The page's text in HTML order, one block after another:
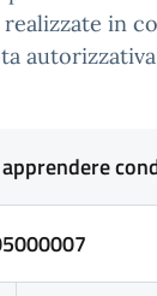
in
autorizzativa